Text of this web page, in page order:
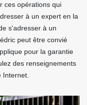
ces opérations qui
à un expert en la
s'adresser à un
peut être convié
pour la garantie
des renseignements